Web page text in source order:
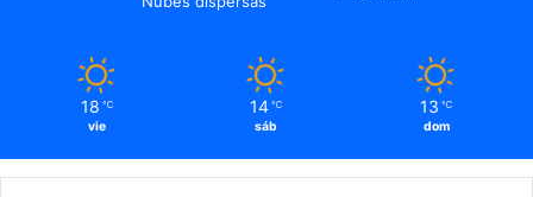
18 ℃
vie
14 ℃
sáb
13 ℃
dom